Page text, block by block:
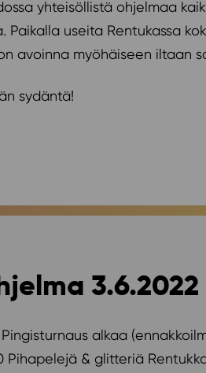
yhteisöllistä ohjelmaa
useita Rentukassa
avoinna myöhäiseen iltaan
sydäntä!
3.6.2022
Pingisturnaus alkaa
Pihapelejä & glitteriä